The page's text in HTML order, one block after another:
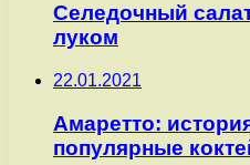
Селедочный
луком
22.01.2021
Амаретто:
популярные